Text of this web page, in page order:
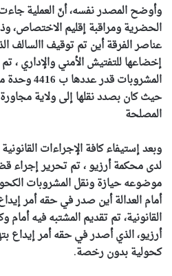
وأوضح المصدر نفسه، أنّ العملية
الحضرية ومراقبة إقليم الاختصاص،
عناصر الفرقة أين تم توقيف االسالف
إخضاعها للتفتيش الأمني والإداري ،
المشروبات
حيث كان بصدد نقلها إلى ولاية
المصلحة
وبعد إستيفاء كافة الإجراءات
لدى محكمة أرزيو ، تم تحرير إجراء
موضوعه حيازة ونقل المشروبات
أمام العدالة أين صدر في حقه أمر
القانونية، تم تقديم المشتبه فيه
أرزيو، الذي أصدر في حقه أمر إيداع
كحولية بدون رخصة.